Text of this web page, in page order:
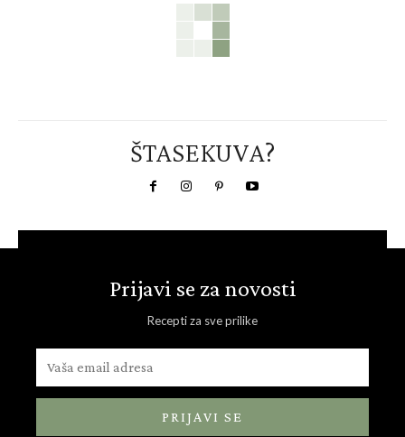
ŠTASEKUVA?
Prijavi se za novosti
Recepti za sve prilike
PRIJAVI SE